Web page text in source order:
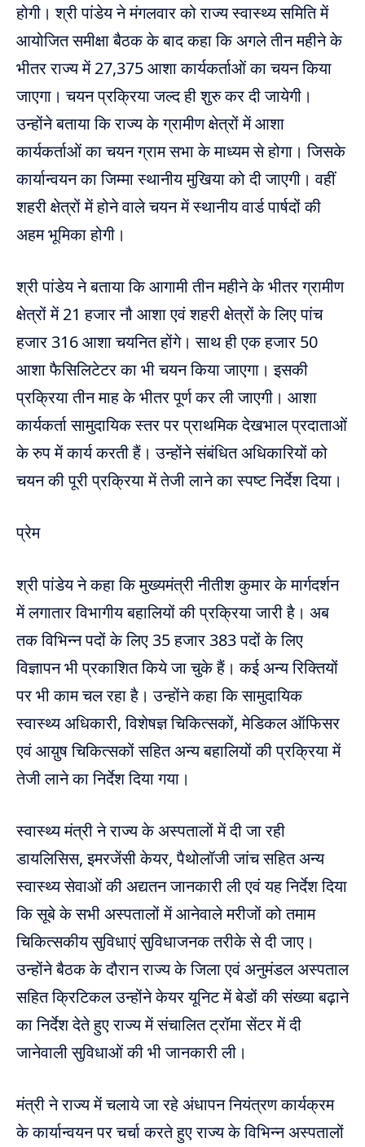
होगी। श्री पांडेय ने मंगलवार को राज्य स्वास्थ्य समिति में
आयोजित समीक्षा बैठक के बाद कहा कि अगले तीन महीने के
भीतर राज्य में 27,375 आशा कार्यकर्ताओं का चयन किया
जाएगा। चयन प्रक्रिया जल्द ही शुरु कर दी जायेगी।
उन्होंने बताया कि राज्य के ग्रामीण क्षेत्रों में आशा
कार्यकर्ताओं का चयन ग्राम सभा के माध्यम से होगा। जिसके
कार्यान्वयन का जिम्मा स्थानीय मुखिया को दी जाएगी। वहीं
शहरी क्षेत्रों में होने वाले चयन में स्थानीय वार्ड पार्षदों की
अहम भूमिका होगी।
श्री पांडेय ने बताया कि आगामी तीन महीने के भीतर ग्रामीण
क्षेत्रों में 21 हजार नौ आशा एवं शहरी क्षेत्रों के लिए पांच
हजार 316 आशा चयनित होंगे। साथ ही एक हजार 50
आशा फैसिलिटेटर का भी चयन किया जाएगा। इसकी
प्रक्रिया तीन माह के भीतर पूर्ण कर ली जाएगी। आशा
कार्यकर्ता सामुदायिक स्तर पर प्राथमिक देखभाल प्रदाताओं
के रुप में कार्य करती हैं। उन्होंने संबंधित अधिकारियों को
चयन की पूरी प्रक्रिया में तेजी लाने का स्पष्ट निर्देश दिया।
प्रेम
श्री पांडेय ने कहा कि मुख्यमंत्री नीतीश कुमार के मार्गदर्शन
में लगातार विभागीय बहालियों की प्रक्रिया जारी है। अब
तक विभिन्न पदों के लिए 35 हजार 383 पदों के लिए
विज्ञापन भी प्रकाशित किये जा चुके हैं। कई अन्य रिक्तियों
पर भी काम चल रहा है। उन्होंने कहा कि सामुदायिक
स्वास्थ्य अधिकारी, विशेषज्ञ चिकित्सकों, मेडिकल ऑफिसर
एवं आय़ुष चिकित्सकों सहित अन्य बहालियों की प्रक्रिया में
तेजी लाने का निर्देश दिया गया।
स्वास्थ्य मंत्री ने राज्य के अस्पतालों में दी जा रही
डायलिसिस, इमरजेंसी केयर, पैथोलॉजी जांच सहित अन्य
स्वास्थ्य सेवाओं की अद्यतन जानकारी ली एवं यह निर्देश दिया
कि सूबे के सभी अस्पतालों में आनेवाले मरीजों को तमाम
चिकित्सकीय सुविधाएं सुविधाजनक तरीके से दी जाए।
उन्होंने बैठक के दौरान राज्य के जिला एवं अनुमंडल अस्पताल
सहित क्रिटिकल उन्होंने केयर यूनिट में बेडों की संख्या बढ़ाने
का निर्देश देते हुए राज्य में संचालित ट्रॉमा सेंटर में दी
जानेवाली सुविधाओं की भी जानकारी ली।
मंत्री ने राज्य में चलाये जा रहे अंधापन नियंत्रण कार्यक्रम
के कार्यान्वयन पर चर्चा करते हुए राज्य के विभिन्न अस्पतालों